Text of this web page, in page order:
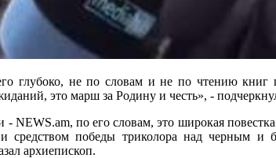
глубоко, не по словам и не по чтению
это марш за Родину и честь», -
NEWS.am, по его словам, это широкая
средством победы триколора над черным
архиепископ.